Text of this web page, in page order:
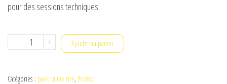
pour des sessions techniques.
-
quantité+ Ajouter au panier
Catégories : pack canne rive, Promo